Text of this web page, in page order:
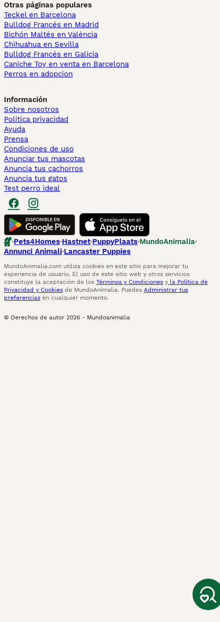
Otras páginas populares
Teckel en Barcelona
Bulldog Francés en Madrid
Bichón Maltés en València
Chihuahua en Sevilla
Bulldog Francés en Galicia
Caniche Toy en venta en Barcelona
Perros en adopcion
Información
Sobre nosotros
Politica privacidad
Ayuda
Prensa
Condiciones de uso
Anunciar tus mascotas
Anuncia tus cachorros
Anuncia tus gatos
Test perro ideal
Pets4Homes Hastnet PuppyPlaats MundoAnimalia
Annunci Animali Lancaster Puppies
MundoAnimalia.com utiliza cookies en este sitio para mejorar tu
experiencia de usuario. El uso de este sitio web y otros servicios
constituye la aceptación de los Términos y Condiciones y la Política de
Privacidad y Cookies de MundoAnimalia. Puedes Administrar tus
preferencias en cualquier momento.
© Derechos de autor 2026 - Mundoanimalia